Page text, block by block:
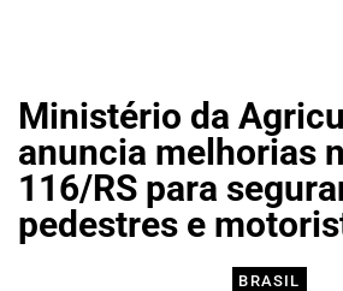
Ministério da
anuncia melhorias
116/RS para
pedestres e
BRASIL